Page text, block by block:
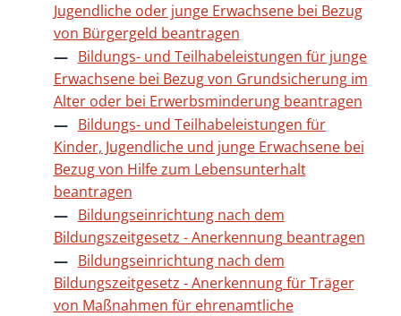
Jugendliche oder junge Erwachsene bei Bezug
von Bürgergeld beantragen
Bildungs- und Teilhabeleistungen für junge
Erwachsene bei Bezug von Grundsicherung im
Alter oder bei Erwerbsminderung beantragen
Bildungs- und Teilhabeleistungen für
Kinder, Jugendliche und junge Erwachsene bei
Bezug von Hilfe zum Lebensunterhalt
beantragen
Bildungseinrichtung nach dem
Bildungszeitgesetz - Anerkennung beantragen
Bildungseinrichtung nach dem
Bildungszeitgesetz - Anerkennung für Träger
von Maßnahmen für ehrenamtliche